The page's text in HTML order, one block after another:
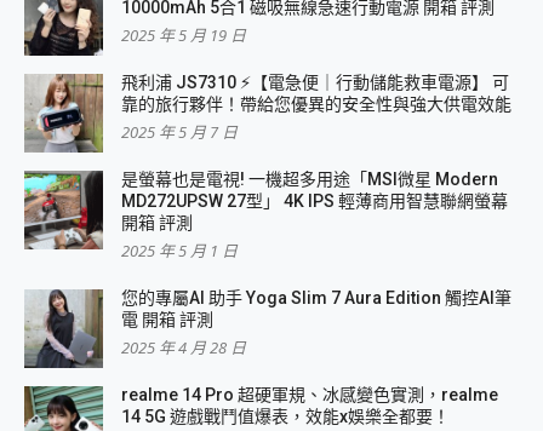
10000mAh 5合1 磁吸無線急速行動電源 開箱 評測
2025 年 5 月 19 日
飛利浦 JS7310 ⚡【電急便｜行動儲能救車電源】 可
靠的旅行夥伴！帶給您優異的安全性與強大供電效能
2025 年 5 月 7 日
是螢幕也是電視! 一機超多用途「MSI微星 Modern
MD272UPSW 27型」 4K IPS 輕薄商用智慧聯網螢幕
開箱 評測
2025 年 5 月 1 日
您的專屬AI 助手 Yoga Slim 7 Aura Edition 觸控AI筆
電 開箱 評測
2025 年 4 月 28 日
realme 14 Pro 超硬軍規、冰感變色實測，realme
14 5G 遊戲戰鬥值爆表，效能x娛樂全都要！